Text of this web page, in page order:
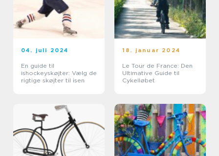
04. juli 2024
En guide til
ishockeyskøjter: Vælg de
rigtige skøjter til isen
18. januar 2024
Le Tour de France: Den
Ultimative Guide til
Cykelløbet